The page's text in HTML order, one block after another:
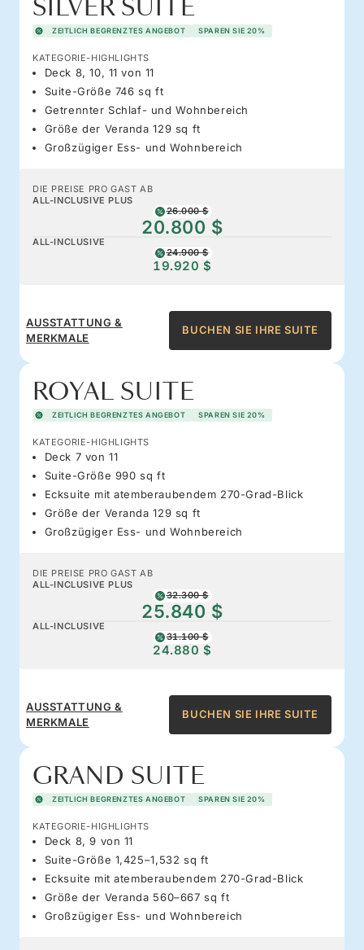
SILVER SUITE
ZEITLICH BEGRENZTES ANGEBOT SPAREN SIE 20%
KATEGORIE-HIGHLIGHTS
Deck 8, 10, 11 von 11
Suite-Größe 746 sq ft
Getrennter Schlaf- und Wohnbereich
Größe der Veranda 129 sq ft
Großzügiger Ess- und Wohnbereich
DIE PREISE PRO GAST AB
ALL-INCLUSIVE PLUS
26.000 $
20.800 $
ALL-INCLUSIVE
24.900 $
19.920 $
AUSSTATTUNG &
MERKMALE
BUCHEN SIE IHRE SUITE
ROYAL SUITE
ZEITLICH BEGRENZTES ANGEBOT SPAREN SIE 20%
KATEGORIE-HIGHLIGHTS
Deck 7 von 11
Suite-Größe 990 sq ft
Ecksuite mit atemberaubendem 270-Grad-Blick
Größe der Veranda 129 sq ft
Großzügiger Ess- und Wohnbereich
DIE PREISE PRO GAST AB
ALL-INCLUSIVE PLUS
32.300 $
25.840 $
ALL-INCLUSIVE
31.100 $
24.880 $
AUSSTATTUNG &
MERKMALE
BUCHEN SIE IHRE SUITE
GRAND SUITE
ZEITLICH BEGRENZTES ANGEBOT SPAREN SIE 20%
KATEGORIE-HIGHLIGHTS
Deck 8, 9 von 11
Suite-Größe 1,425–1,532 sq ft
Ecksuite mit atemberaubendem 270-Grad-Blick
Größe der Veranda 560–667 sq ft
Großzügiger Ess- und Wohnbereich